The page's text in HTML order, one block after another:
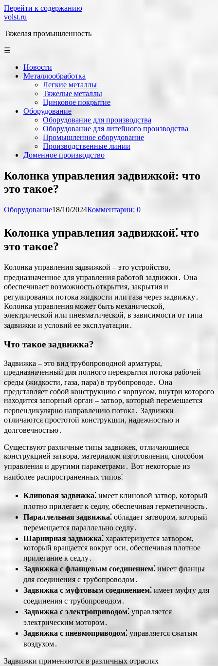
Перейти к содержанию
volst.ru
Тяжелая промышленность
☰
Новости
Металлообработка
Легкие металлы
Тяжелые металлы
Цинковое покрытие
Оборудование
Оборудование для производства
Оборудование для литейного производства
Промышленное оборудование
Производственные линии
Доменное производство
Колонка управления задвижкой: что
это такое?
Оборудование18/10/2024Комментарии: 0
Колонка управления задвижкой⁚ что
это такое?
Колонка управления задвижкой – это устройство,
предназначенное для управления работой задвижки․ Она
обеспечивает возможность открытия, закрытия и
регулирования потока жидкости или газа через задвижку․
Колонка управления может быть механической,
электрической или пневматической, в зависимости от типа
задвижки и условий ее эксплуатации․
Что такое задвижка?
Задвижка ‒ это вид трубопроводной арматуры,
предназначенный для полного перекрытия потока рабочей
среды (жидкости, газа, пара) в трубопроводе․ Она
представляет собой конструкцию с корпусом, внутри которого
находится запорный орган ‒ затвор, который перемещается
перпендикулярно направлению потока․ Задвижки
отличаются простотой конструкции, надежностью и
долговечностью․
Существуют различные типы задвижек, отличающиеся
конструкцией затвора, материалом изготовления, способом
управления и другими параметрами․ Вот некоторые из
наиболее распространенных типов⁚
Клиновая задвижка⁚ имеет клиновой затвор, который
плотно прилегает к седлу, обеспечивая герметичность․
Параллельная задвижка⁚ обладает затвором, который
перемещается параллельно седлу․
Шарнирная задвижка⁚ характеризуется затвором,
который вращается вокруг оси, обеспечивая плотное
прилегание к седлу․
Задвижка с фланцевым соединением⁚ имеет фланцы
для соединения с трубопроводом․
Задвижка с муфтовым соединением⁚ имеет муфту для
соединения с трубопроводом․
Задвижка с электроприводом⁚ управляется
электрическим мотором․
Задвижка с пневмоприводом⁚ управляется сжатым
воздухом․
Задвижки применяются в различных отраслях